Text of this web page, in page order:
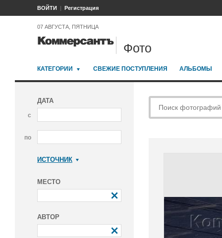
ВОЙТИ Регистрация
07 АВГУСТА, ПЯТНИЦА
Фото
КАТЕГОРИИ СВЕЖИЕ ПОСТУПЛЕНИЯ АЛЬБОМЫ
ДАТА
с
по
ИСТОЧНИК
МЕСТО
АВТОР